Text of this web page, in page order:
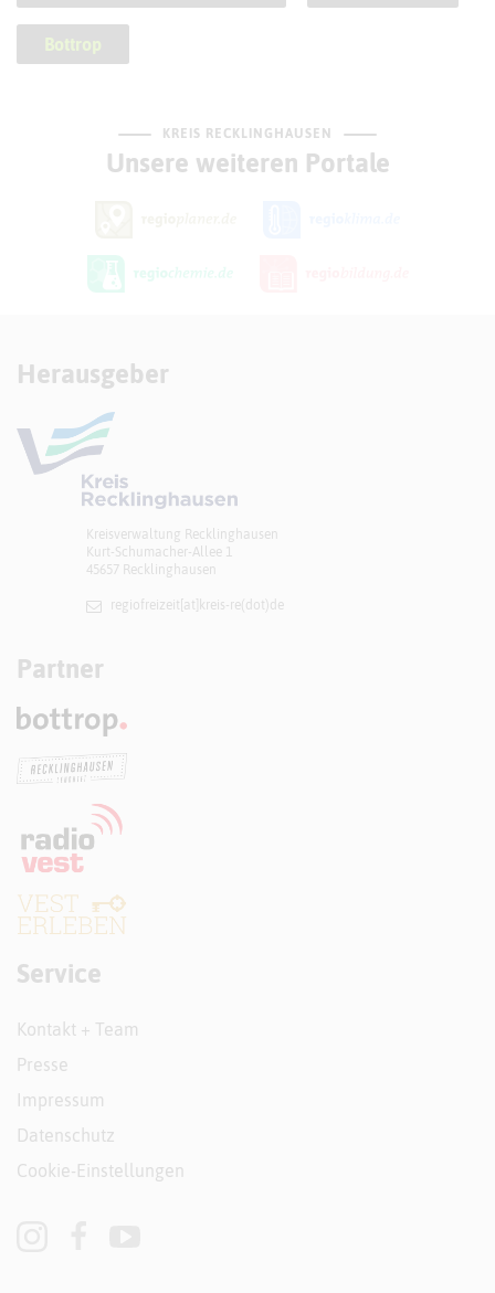
Bottrop
KREIS RECKLINGHAUSEN
Unsere weiteren Portale
Herausgeber
Kreisverwaltung Recklinghausen
Kurt-Schumacher-Allee 1
45657 Recklinghausen
regiofreizeit[at]​kreis-re(dot)de
Partner
Service
Kontakt + Team
Presse
Impressum
Datenschutz
Cookie-Einstellungen